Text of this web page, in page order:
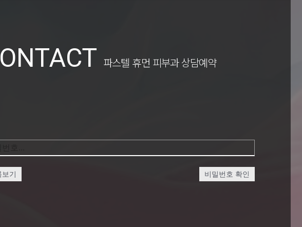
파스텔 휴먼 피부과 상담예약
보기 비밀번호 확인